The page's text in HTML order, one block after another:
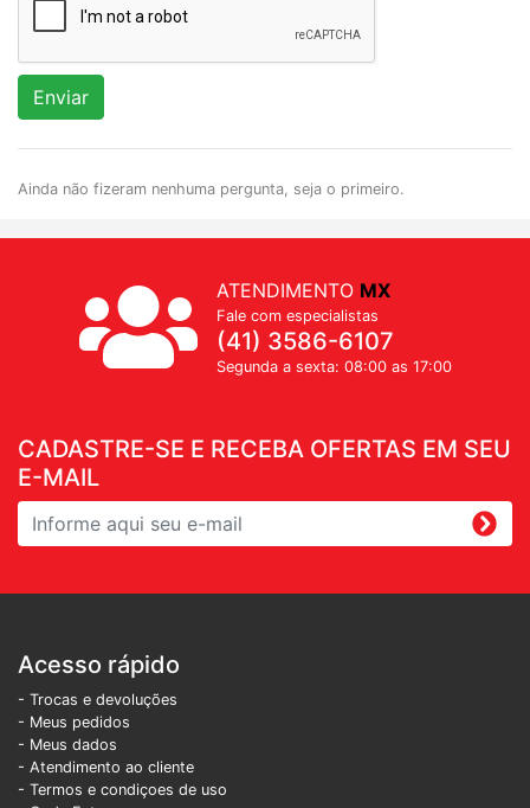
Enviar
Ainda não fizeram nenhuma pergunta, seja o primeiro.
CADASTRE-SE E RECEBA OFERTAS EM SEU
E-MAIL
ATENDIMENTO MX
Fale com especialistas
(41) 3586-6107
Segunda a sexta: 08:00 as 17:00
Acesso rápido
- Trocas e devoluções
- Meus pedidos
- Meus dados
- Atendimento ao cliente
- Termos e condiçoes de uso